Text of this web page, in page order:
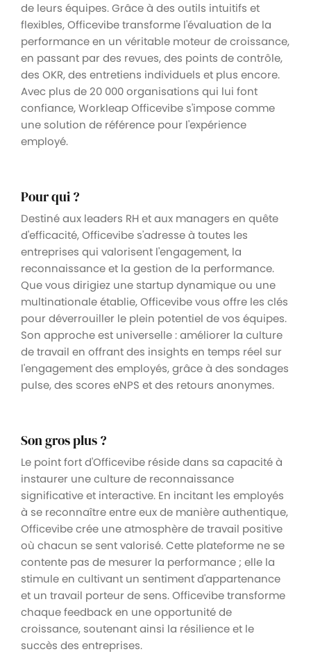
de leurs équipes. Grâce à des outils intuitifs et
flexibles, Officevibe transforme l'évaluation de la
performance en un véritable moteur de croissance,
en passant par des revues, des points de contrôle,
des OKR, des entretiens individuels et plus encore.
Avec plus de 20 000 organisations qui lui font
confiance, Workleap Officevibe s'impose comme
une solution de référence pour l'expérience
employé.
Pour qui ?
Destiné aux leaders RH et aux managers en quête
d'efficacité, Officevibe s'adresse à toutes les
entreprises qui valorisent l'engagement, la
reconnaissance et la gestion de la performance.
Que vous dirigiez une startup dynamique ou une
multinationale établie, Officevibe vous offre les clés
pour déverrouiller le plein potentiel de vos équipes.
Son approche est universelle : améliorer la culture
de travail en offrant des insights en temps réel sur
l'engagement des employés, grâce à des sondages
pulse, des scores eNPS et des retours anonymes.
Son gros plus ?
Le point fort d'Officevibe réside dans sa capacité à
instaurer une culture de reconnaissance
significative et interactive. En incitant les employés
à se reconnaître entre eux de manière authentique,
Officevibe crée une atmosphère de travail positive
où chacun se sent valorisé. Cette plateforme ne se
contente pas de mesurer la performance ; elle la
stimule en cultivant un sentiment d'appartenance
et un travail porteur de sens. Officevibe transforme
chaque feedback en une opportunité de
croissance, soutenant ainsi la résilience et le
succès des entreprises.